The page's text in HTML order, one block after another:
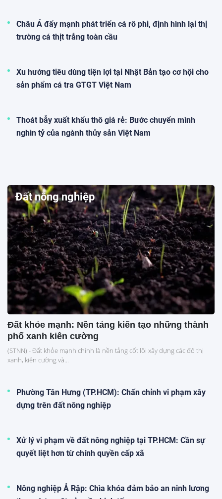
Châu Á đẩy mạnh phát triển cá rô phi, định hình lại thị
trường cá thịt trắng toàn cầu
Xu hướng tiêu dùng tiện lợi tại Nhật Bản tạo cơ hội cho
sản phẩm cá tra GTGT Việt Nam
Thoát bẫy xuất khẩu thô giá rẻ: Bước chuyển mình
nghìn tỷ của ngành thủy sản Việt Nam
Đất nông nghiệp
Đất khỏe mạnh: Nền tảng kiến tạo những thành
phố xanh kiên cường
(STNN) - Đất khỏe mạnh chính là nền tảng cốt lõi xây dựng các đô thị
xanh, kiên cường và...
Phường Tân Hưng (TP.HCM): Chấn chỉnh vi phạm xây
dựng trên đất nông nghiệp
Xử lý vi phạm về đất nông nghiệp tại TP.HCM: Cần sự
quyết liệt hơn từ chính quyền cấp xã
Nông nghiệp Ả Rập: Chìa khóa đảm bảo an ninh lương